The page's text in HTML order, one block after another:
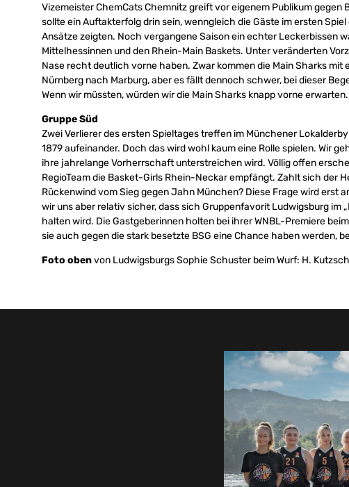
Vizemeister ChemCats Chemnitz greift vor eigenem Publikum gegen
sollte ein Auftakterfolg drin sein, wenngleich die Gäste im ersten
Ansätze zeigten. Noch vergangene Saison ein echter Leckerbissen
Mittelhessinnen und den Rhein-Main Baskets. Unter veränderten
Nase recht deutlich vorne haben. Zwar kommen die Main Sharks mit
Nürnberg nach Marburg, aber es fällt dennoch schwer, bei dieser
Wenn wir müssten, würden wir die Main Sharks knapp vorne erwarten.
Gruppe Süd
Zwei Verlierer des ersten Spieltages treffen im Münchener
1879 aufeinander. Doch das wird wohl kaum eine Rolle spielen. Wir
ihre jahrelange Vorherrschaft unterstreichen wird. Völlig offen
RegioTeam die Basket-Girls Rhein-Neckar empfängt. Zahlt sich der
Rückenwind vom Sieg gegen Jahn München? Diese Frage wird erst
wir uns aber relativ sicher, dass sich Gruppenfavorit Ludwigsburg im
halten wird. Die Gastgeberinnen holten bei ihrer WNBL-Premiere
sie auch gegen die stark besetzte BSG eine Chance haben werden,
Foto obenvon Ludwigsburgs Sophie Schuster beim Wurf: H.